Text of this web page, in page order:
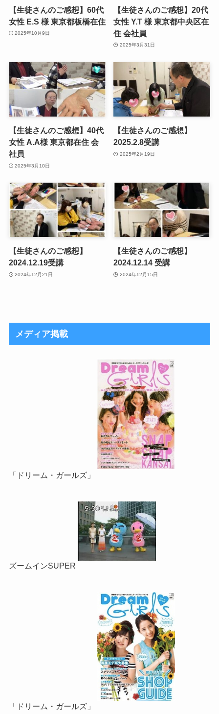
【生徒さんのご感想】60代
女性 E.S 様 東京都板橋在住
2025年10月9日
【生徒さんのご感想】20代
女性 Y.T 様 東京都中央区在
住 会社員
2025年3月31日
【生徒さんのご感想】40代
女性 A.A様 東京都在住 会
社員
2025年3月10日
【生徒さんのご感想】
2025.2.8受講
2025年2月19日
【生徒さんのご感想】
2024.12.19受講
2024年12月21日
【生徒さんのご感想】
2024.12.14 受講
2024年12月15日
メディア掲載
「ドリーム・ガールズ」
ズームインSUPER
「ドリーム・ガールズ」